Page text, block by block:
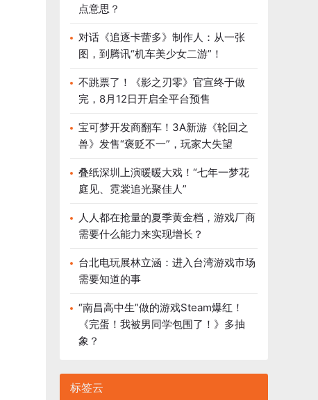
点意思？
对话《追逐卡蕾多》制作人：从一张
图，到腾讯“机车美少女二游”！
不跳票了！《影之刃零》官宣终于做
完，8月12日开启全平台预售
宝可梦开发商翻车！3A新游《轮回之
兽》发售“褒贬不一”，玩家大失望
叠纸深圳上演暖暖大戏！“七年一梦花
庭见、霓裳追光聚佳人”
人人都在抢量的夏季黄金档，游戏厂商
需要什么能力来实现增长？
台北电玩展林立涵：进入台湾游戏市场
需要知道的事
“南昌高中生”做的游戏Steam爆红！
《完蛋！我被男同学包围了！》多抽
象？
标签云